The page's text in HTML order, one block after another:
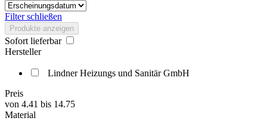
Filter schließen
Produkte anzeigen
Sofort lieferbar
Hersteller
Lindner Heizungs und Sanitär GmbH
Preis
von 4.41 bis 14.75
Material